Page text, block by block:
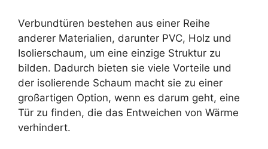
Verbundtüren bestehen aus einer Reihe
anderer Materialien, darunter PVC, Holz und
Isolierschaum, um eine einzige Struktur zu
bilden. Dadurch bieten sie viele Vorteile und
der isolierende Schaum macht sie zu einer
großartigen Option, wenn es darum geht, eine
Tür zu finden, die das Entweichen von Wärme
verhindert.